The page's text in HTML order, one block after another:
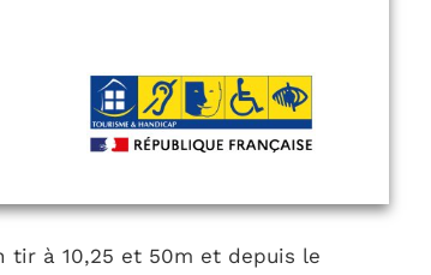
tir à 10,25 et 50m et depuis le